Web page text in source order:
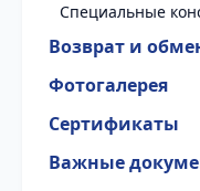
Специальные
Возврат и
Фотогалерея
Сертификаты
Важные